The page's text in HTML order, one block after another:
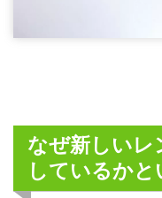
なぜ新しいレ
しているかと